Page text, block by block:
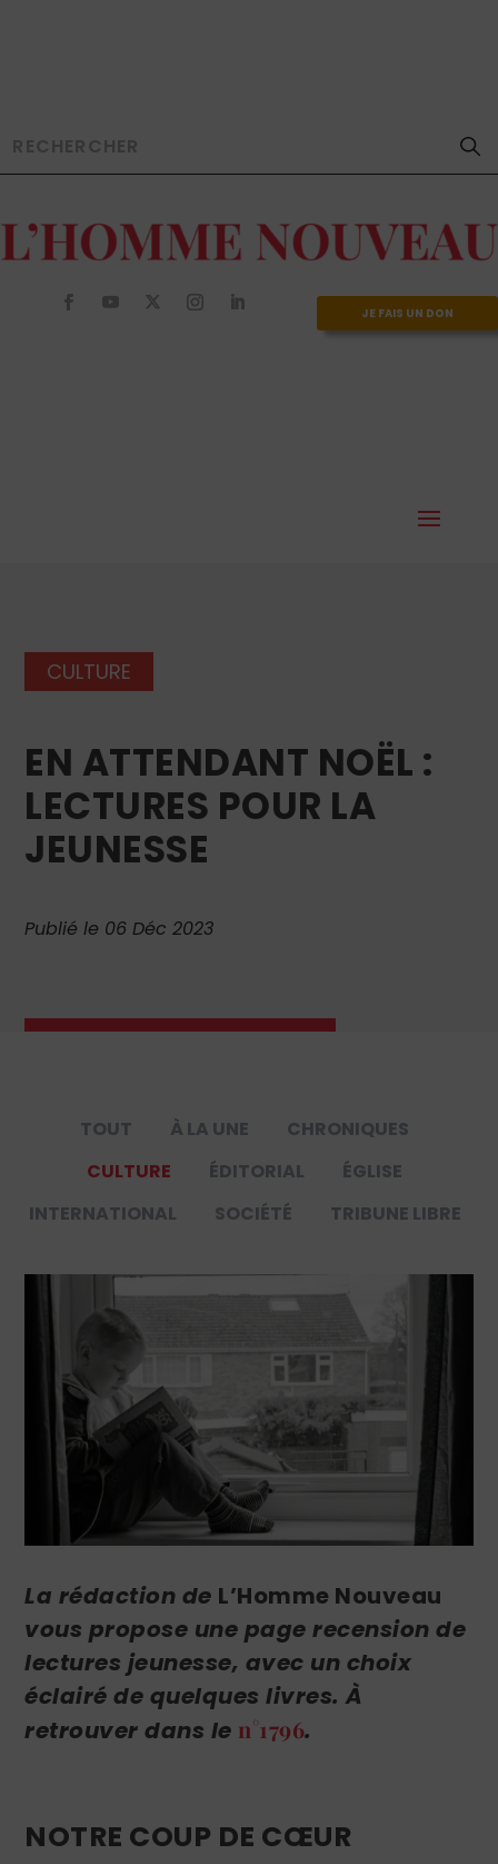
JE FAIS UN DON
CULTURE
EN ATTENDANT NOËL :
LECTURES POUR LA
JEUNESSE
Publié le 06 Déc 2023
TOUT À LA UNE
CHRONIQUES
CULTURE
ÉDITORIAL
ÉGLISE
INTERNATIONAL
SOCIÉTÉ TRIBUNE LIBRE
La rédaction de L’Homme Nouveau
vous propose une page recension de
lectures jeunesse, avec un choix
éclairé de quelques livres. À
retrouver dans le n°1796.
NOTRE COUP DE CŒUR